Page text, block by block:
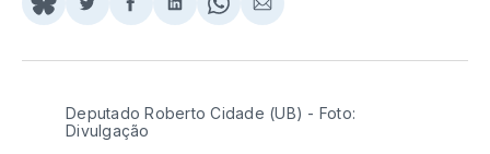
Share
BlueSky
Compartilhar
Twitter
Compartilhar
Facebook
Compartilhar
LinkedIn
Share
WhatsApp
Compartilhar
Email
Deputado Roberto Cidade (UB) - Foto:
Divulgação